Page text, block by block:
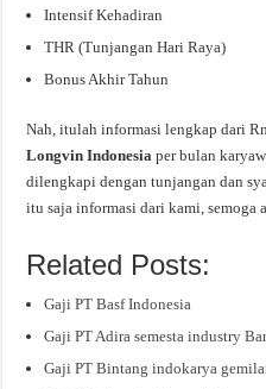
Intensif Kehadiran
THR (Tunjangan Hari Raya)
Bonus Akhir Tahun
Nah, itulah informasi lengkap dari
Longvin Indonesiaper bulan
dilengkapi dengan tunjangan dan
itu saja informasi dari kami, semoga
Related Posts:
Gaji PT Basf Indonesia
Gaji PT Adira semesta industry
Gaji PT Bintang indokarya